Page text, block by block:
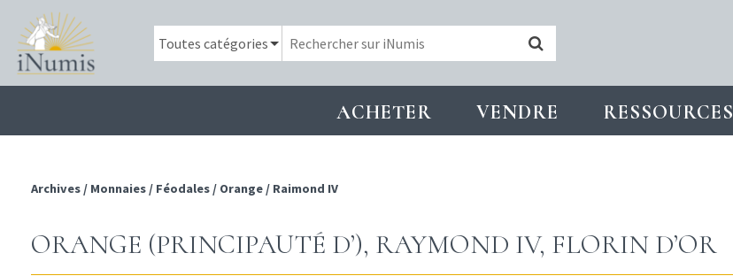
ACHETER VENDRE RESSOURCES
Archives / Monnaies / Féodales / Orange / Raimond IV
ORANGE (PRINCIPAUTÉ D’), RAYMOND IV, FLORIN D’OR